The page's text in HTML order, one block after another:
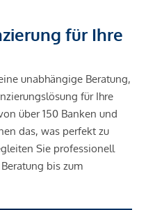
für Ihre
unabhängige Beratung,
für Ihre
über 150 Banken und
das, was perfekt zu
Sie professionell
bis zum